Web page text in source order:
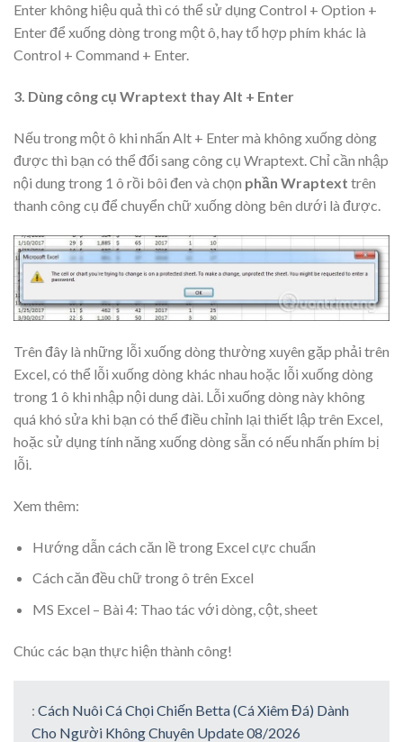
Enter không hiệu quả thì có thể sử dụng Control + Option +
Enter để xuống dòng trong một ô, hay tổ hợp phím khác là
Control + Command + Enter.
3. Dùng công cụ Wraptext thay Alt + Enter
Nếu trong một ô khi nhấn Alt + Enter mà không xuống dòng
được thì bạn có thể đổi sang công cụ Wraptext. Chỉ cần nhập
nội dung trong 1 ô rồi bôi đen và chọn phần Wraptext trên
thanh công cụ để chuyển chữ xuống dòng bên dưới là được.
Trên đây là những lỗi xuống dòng thường xuyên gặp phải trên
Excel, có thể lỗi xuống dòng khác nhau hoặc lỗi xuống dòng
trong 1 ô khi nhập nội dung dài. Lỗi xuống dòng này không
quá khó sửa khi bạn có thể điều chỉnh lại thiết lập trên Excel,
hoặc sử dụng tính năng xuống dòng sẵn có nếu nhấn phím bị
lỗi.
Xem thêm:
Hướng dẫn cách căn lề trong Excel cực chuẩn
Cách căn đều chữ trong ô trên Excel
MS Excel – Bài 4: Thao tác với dòng, cột, sheet
Chúc các bạn thực hiện thành công!
: Cách Nuôi Cá Chọi Chiến Betta (Cá Xiêm Đá) Dành
Cho Người Không Chuyên Update 08/2026